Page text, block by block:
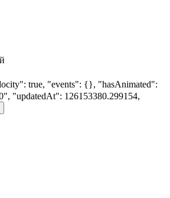
true, "events": {}, "hasAnimated":
"updatedAt": 126153380.299154,